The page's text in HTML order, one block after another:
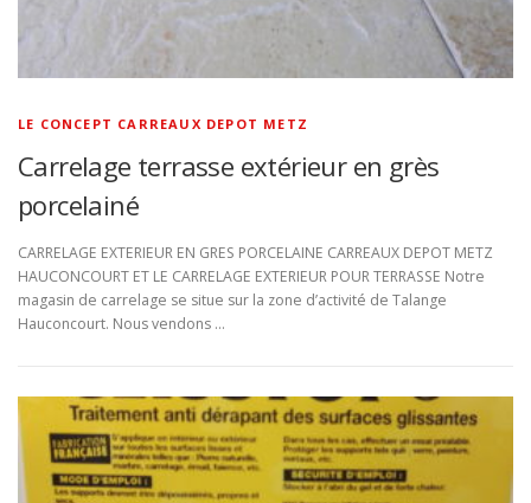
LE CONCEPT CARREAUX DEPOT METZ
Carrelage terrasse extérieur en grès
porcelainé
CARRELAGE EXTERIEUR EN GRES PORCELAINE CARREAUX DEPOT METZ
HAUCONCOURT ET LE CARRELAGE EXTERIEUR POUR TERRASSE Notre
magasin de carrelage se situe sur la zone d’activité de Talange
Hauconcourt. Nous vendons …